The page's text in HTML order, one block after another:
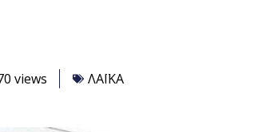
views ΛΑΪΚΑ